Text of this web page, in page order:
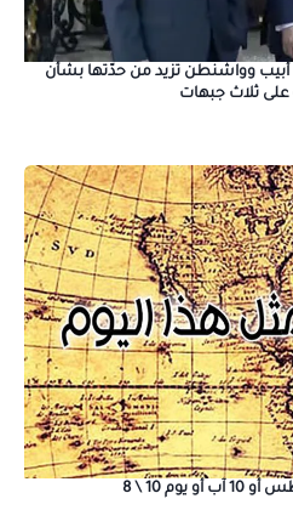
أبيب وواشنطن تزيد من حدّتها بشأن
على ثلاث جبهات